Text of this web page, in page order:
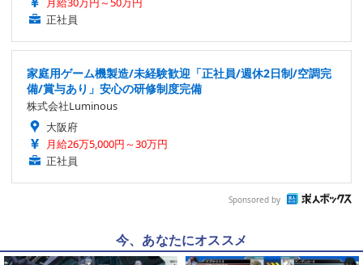
正社員
家庭用ゲーム機製造/未経験歓迎「正社員/週休2日制/空調完
備/賞与あり」安心の研修制度完備
株式会社Luminous
大阪府
月給26万5,000円～30万円
正社員
Sponsored by
今、あなたにオススメ